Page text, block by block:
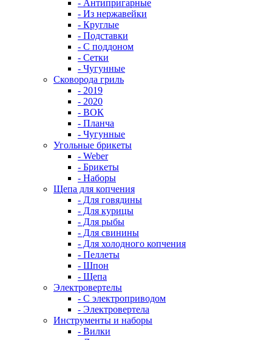
- Антипригарные
- Из нержавейки
- Круглые
- Подставки
- С поддоном
- Сетки
- Чугунные
Сковорода гриль
- 2019
- 2020
- ВОК
- Планча
- Чугунные
Угольные брикеты
- Weber
- Брикеты
- Наборы
Щепа для копчения
- Для говядины
- Для курицы
- Для рыбы
- Для свинины
- Для холодного копчения
- Пеллеты
- Шпон
- Щепа
Электровертелы
- С электроприводом
- Электровертела
Инструменты и наборы
- Вилки